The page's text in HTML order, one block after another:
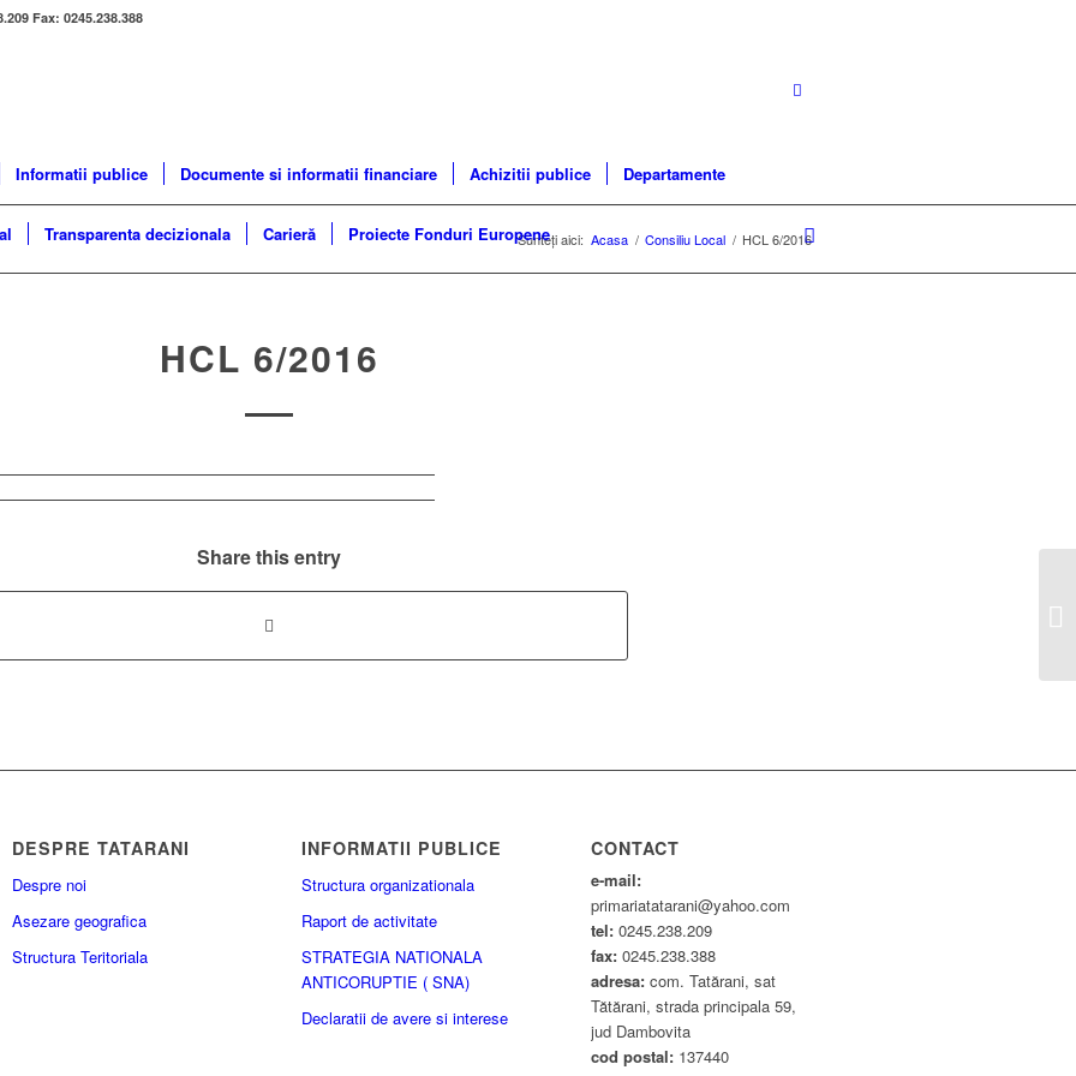
Fax: 0245.238.388
Informatii publice Documente si informatii financiare Achizitii publice Departamente
Transparenta decizionala Carieră Proiecte Fonduri EuropeneSunteți aici: Acasa / Consiliu Local / HCL 6/2016
HCL 6/2016
Share this entry
DESPRE TATARANI
Despre noi
Asezare geografica
Structura Teritoriala
INFORMATII PUBLICE
Structura organizationala
Raport de activitate
STRATEGIA NATIONALA
ANTICORUPTIE ( SNA)
Declaratii de avere si interese
CONTACT
e-mail:
primariatatarani@yahoo.com
tel:0245.238.209
fax:0245.238.388
adresa:com. Tatărani, sat
Tătărani, strada principala 59,
jud Dambovita
cod postal: 137440